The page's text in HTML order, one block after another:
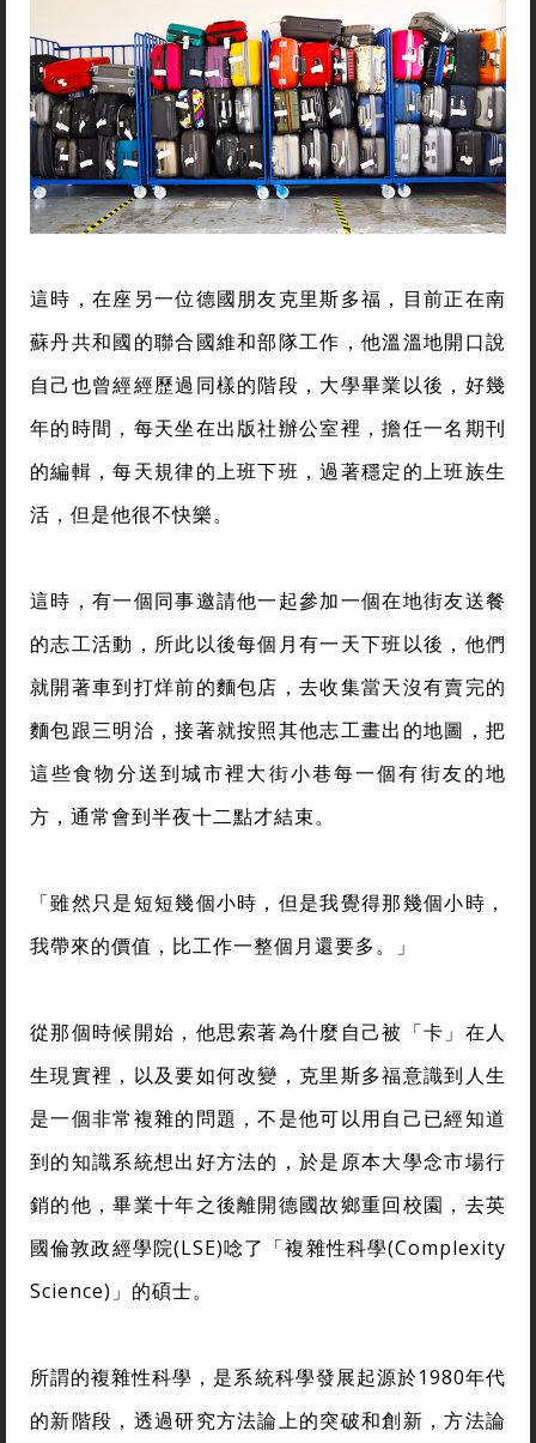
這時，在座另一位德國朋友克里斯多福，目前正在南
蘇丹共和國的聯合國維和部隊工作，他溫溫地開口說
自己也曾經經歷過同樣的階段，大學畢業以後，好幾
年的時間，每天坐在出版社辦公室裡，擔任一名期刊
的編輯，每天規律的上班下班，過著穩定的上班族生
活，但是他很不快樂。
這時，有一個同事邀請他一起參加一個在地街友送餐
的志工活動，所此以後每個月有一天下班以後，他們
就開著車到打烊前的麵包店，去收集當天沒有賣完的
麵包跟三明治，接著就按照其他志工畫出的地圖，把
這些食物分送到城市裡大街小巷每一個有街友的地
方，通常會到半夜十二點才結束。
「雖然只是短短幾個小時，但是我覺得那幾個小時，
我帶來的價值，比工作一整個月還要多。」
從那個時候開始，他思索著為什麼自己被「卡」在人
生現實裡，以及要如何改變，克里斯多福意識到人生
是一個非常複雜的問題，不是他可以用自己已經知道
到的知識系統想出好方法的，於是原本大學念市場行
銷的他，畢業十年之後離開德國故鄉重回校園，去英
國倫敦政經學院(LSE)唸了「複雜性科學(Complexity
Science)」的碩士。
所謂的複雜性科學，是系統科學發展起源於1980年代
的新階段，透過研究方法論上的突破和創新，方法論